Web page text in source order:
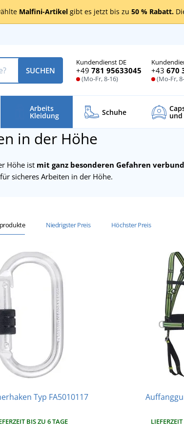
Malfini-Artikel gibt es jetzt bis zu 50 % Rabatt.
Kundendienst DE
+49 781 95633045
(Mo-Fr, 8-16)
+43 670
(Mo-Fr,
SUCHEN
Arbeits
Kleidung Schuhe
in der Höhe
Höhe ist mit ganz besonderen Gefahren
sicheres Arbeiten in der Höhe.
Niedrigster Preis Höchster Preis
Typ FA5010117
BIS ZU 6 TAGE